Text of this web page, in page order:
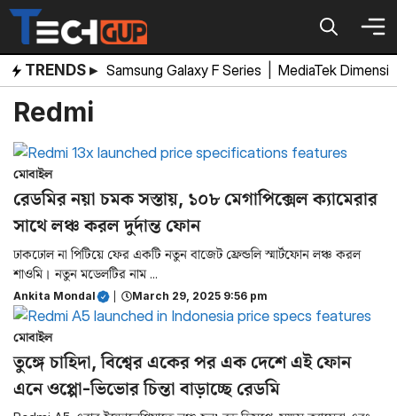
Skip
content
TRENDS ▸ Samsung Galaxy F Series MediaTek
Redmi
মোবাইল
রেডমির নয়া চমক সস্তায়, ১০৮ মেগাপিক্সেল ক্যামেরার
সাথে লঞ্চ করল দুর্দান্ত ফোন
ঢাকঢোল না পিটিয়ে ফের একটি নতুন বাজেট ফ্রেন্ডলি স্মার্টফোন লঞ্চ করল
শাওমি। নতুন মডেলটির নাম ...
Ankita Mondal March 29, 2025 9:56 pm
মোবাইল
তুঙ্গে চাহিদা, বিশ্বের একের পর এক দেশে এই ফোন
এনে ওপ্পো-ভিভোর চিন্তা বাড়াচ্ছে রেডমি